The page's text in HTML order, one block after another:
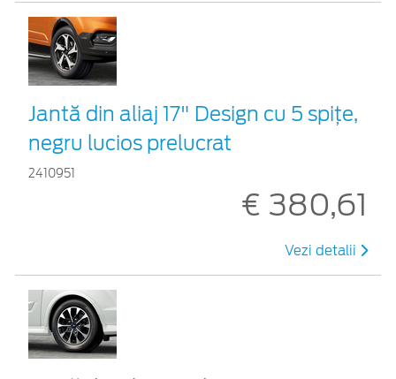
Jantă din aliaj 17" Design cu 5 spiţe,
negru lucios prelucrat
2410951
€ 380,61
Vezi detalii